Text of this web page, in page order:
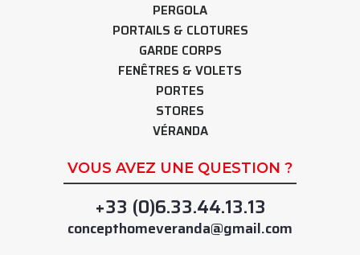
PERGOLA
PORTAILS & CLOTURES
GARDE CORPS
FENÊTRES & VOLETS
PORTES
STORES
VÉRANDA
VOUS AVEZ UNE QUESTION ?
+33 (0)6.33.44.13.13
concepthomeveranda@gmail.com